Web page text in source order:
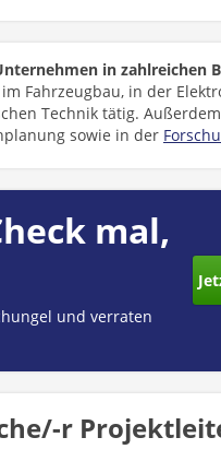
in zahlreichen
Fahrzeugbau, in der
Technik tätig.
sowie in der
mal,
und verraten
r